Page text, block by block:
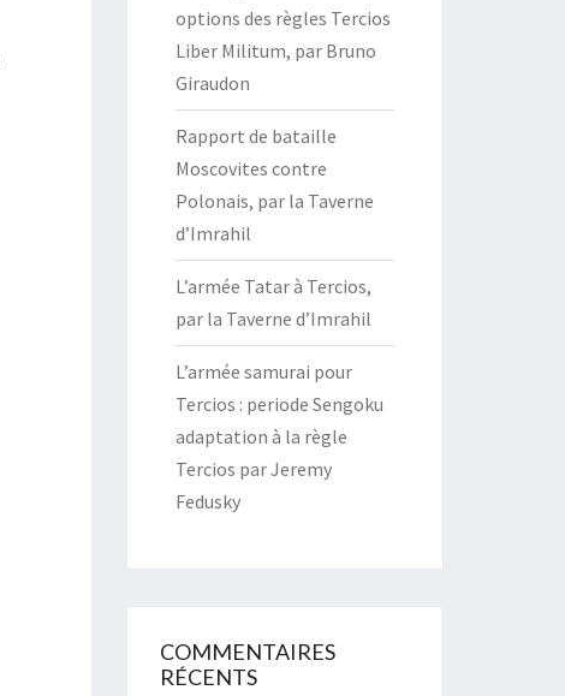
options des règles Tercios
Liber Militum, par Bruno
Giraudon
Rapport de bataille
Moscovites contre
Polonais, par la Taverne
d’Imrahil
L’armée Tatar à Tercios,
par la Taverne d’Imrahil
L’armée samurai pour
Tercios : periode Sengoku
adaptation à la règle
Tercios par Jeremy
Fedusky
COMMENTAIRES
RÉCENTS